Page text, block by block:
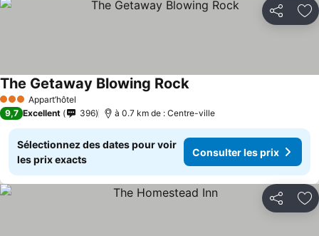
Partager
3 ÉtoilesAppart’hôtel
The Getaway Blowing RockConsulter les prix
9,7 Excellent 396 à 0.7 km de : Centre-ville
Sélectionnez des dates pour voir
les prix exacts
Consulter les prix
Partager